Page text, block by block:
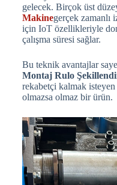
gelecek. Birçok üst
Makinegerçek zamanlı
için IoT özellikleriyle
çalışma süresi sağlar.
Bu teknik avantajlar
Montaj Rulo
rekabetçi kalmak
olmazsa olmaz bir ürün.